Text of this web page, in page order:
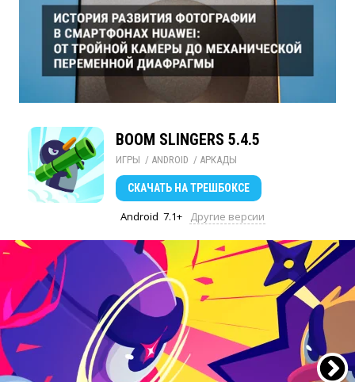
BOOM SLINGERS 5.4.5
ИГРЫ / ANDROID / АРКАДЫ
СКАЧАТЬ НА ТРЕШБОКСЕ
Android 7.1+ Другие версии